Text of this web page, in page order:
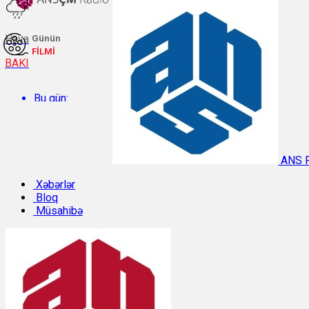
Hava
BAKI
Bu gün:
Temperatur: 28.6°C. Rütubət: 54%.
Sabah:
Günün
FİLMİ
ANS
Xəbərlər
Bloq
Müsahibə